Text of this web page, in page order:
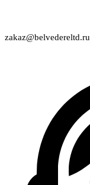
zakaz@belvedereltd.ru